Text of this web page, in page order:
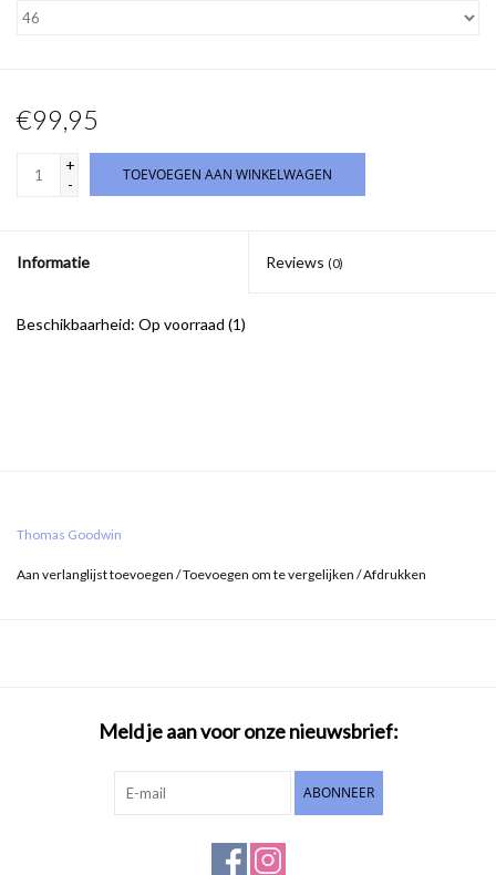
€99,95
+
-
TOEVOEGEN AAN WINKELWAGEN
Informatie Reviews (0)
Beschikbaarheid: Op voorraad (1)
Thomas Goodwin
Aan verlanglijst toevoegen /Toevoegen om te vergelijken /Afdrukken
Meld je aan voor onze nieuwsbrief:
ABONNEER